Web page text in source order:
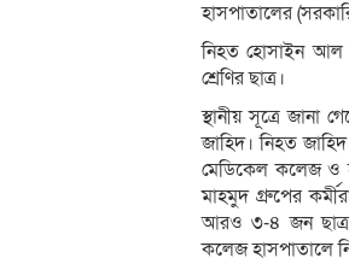
হাসপাতালের
নিহত হোসাইন আল
শ্রেণির ছাত্র।
স্থানীয় সূত্রে জানা
জাহিদ। নিহত
মেডিকেল কলেজ ও
মাহমুদ গ্রুপের
আরও ৩-৪ জন
কলেজ হাসপাতালে